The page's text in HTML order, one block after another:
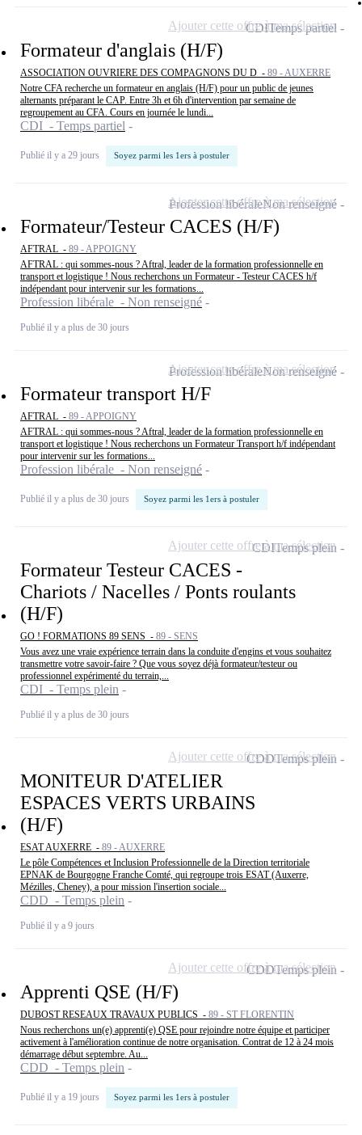
Formateur d'anglais (H/F)
ASSOCIATION OUVRIERE DES COMPAGNONS DU D - 89 - AUXERRE
Notre CFA recherche un formateur en anglais (H/F) pour un public de jeunes
alternants préparant le CAP. Entre 3h et 6h d'intervention par semaine de
regroupement au CFA. Cours en journée le lundi...
CDI - Temps partiel
Publié il y a 29 jours Soyez parmi les 1ers à postuler
CDITemps partiel
Ajouter cette offre à ma sélection
Formateur/Testeur CACES (H/F)
AFTRAL - 89 - APPOIGNY
AFTRAL : qui sommes-nous ? Aftral, leader de la formation professionnelle en
transport et logistique ! Nous recherchons un Formateur - Testeur CACES h/f
indépendant pour intervenir sur les formations...
Profession libérale - Non renseigné
Publié il y a plus de 30 jours
Profession libéraleNon renseigné
Ajouter cette offre à ma sélection
Formateur transport H/F
AFTRAL - 89 - APPOIGNY
AFTRAL : qui sommes-nous ? Aftral, leader de la formation professionnelle en
transport et logistique ! Nous recherchons un Formateur Transport h/f indépendant
pour intervenir sur les formations...
Profession libérale - Non renseigné
Publié il y a plus de 30 jours Soyez parmi les 1ers à postuler
Profession libéraleNon renseigné
Ajouter cette offre à ma sélection
Formateur Testeur CACES -
Chariots / Nacelles / Ponts roulants
(H/F)
GO ! FORMATIONS 89 SENS - 89 - SENS
Vous avez une vraie expérience terrain dans la conduite d'engins et vous souhaitez
transmettre votre savoir-faire ? Que vous soyez déjà formateur/testeur ou
professionnel expérimenté du terrain,...
CDI - Temps plein
Publié il y a plus de 30 jours
CDITemps plein
Ajouter cette offre à ma sélection
MONITEUR D'ATELIER
ESPACES VERTS URBAINS
(H/F)
ESAT AUXERRE - 89 - AUXERRE
Le pôle Compétences et Inclusion Professionnelle de la Direction territoriale
EPNAK de Bourgogne Franche Comté, qui regroupe trois ESAT (Auxerre,
Mézilles, Cheney), a pour mission l'insertion sociale...
CDD - Temps plein
Publié il y a 9 jours
CDDTemps plein
Ajouter cette offre à ma sélection
Apprenti QSE (H/F)
DUBOST RESEAUX TRAVAUX PUBLICS - 89 - ST FLORENTIN
Nous recherchons un(e) apprenti(e) QSE pour rejoindre notre équipe et participer
activement à l'amélioration continue de notre organisation. Contrat de 12 à 24 mois
démarrage début septembre. Au...
CDD - Temps plein
Publié il y a 19 jours Soyez parmi les 1ers à postuler
CDDTemps plein
Ajouter cette offre à ma sélection